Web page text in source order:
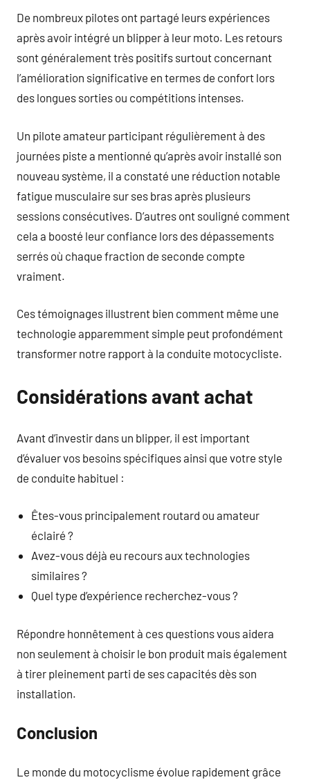
De nombreux pilotes ont partagé leurs expériences
après avoir intégré un blipper à leur moto. Les retours
sont généralement très positifs surtout concernant
l’amélioration significative en termes de confort lors
des longues sorties ou compétitions intenses.
Un pilote amateur participant régulièrement à des
journées piste a mentionné qu’après avoir installé son
nouveau système, il a constaté une réduction notable
fatigue musculaire sur ses bras après plusieurs
sessions consécutives. D’autres ont souligné comment
cela a boosté leur confiance lors des dépassements
serrés où chaque fraction de seconde compte
vraiment.
Ces témoignages illustrent bien comment même une
technologie apparemment simple peut profondément
transformer notre rapport à la conduite motocycliste.
Considérations avant achat
Avant d’investir dans un blipper, il est important
d’évaluer vos besoins spécifiques ainsi que votre style
de conduite habituel :
Êtes-vous principalement routard ou amateur
éclairé ?
Avez-vous déjà eu recours aux technologies
similaires ?
Quel type d’expérience recherchez-vous ?
Répondre honnêtement à ces questions vous aidera
non seulement à choisir le bon produit mais également
à tirer pleinement parti de ses capacités dès son
installation.
Conclusion
Le monde du motocyclisme évolue rapidement grâce